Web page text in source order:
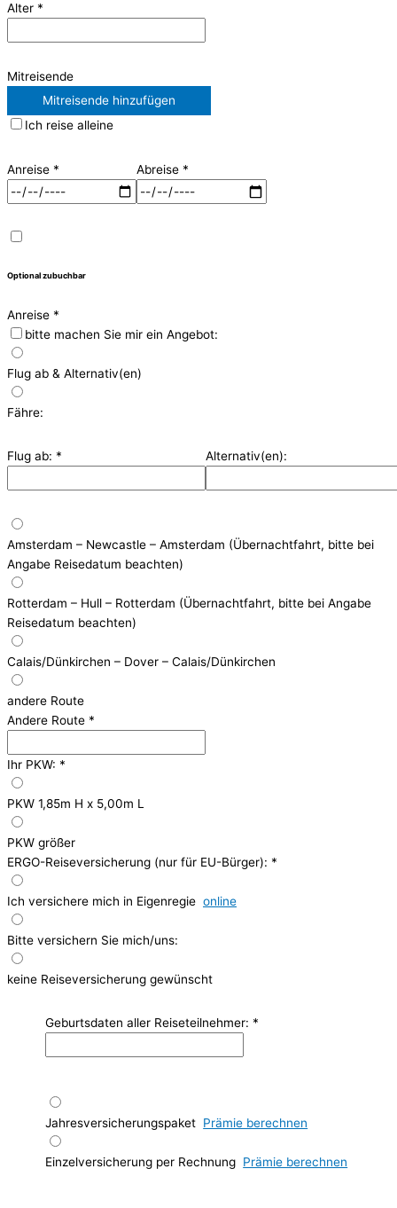
Alter *
Mitreisende
Mitreisende hinzufügen
Ich reise alleine
Anreise * Abreise *
Optional zubuchbar
Anreise *
bitte machen Sie mir ein Angebot:
Flug ab & Alternativ(en)
Fähre:
Flug ab: * Alternativ(en):
Amsterdam – Newcastle – Amsterdam (Übernachtfahrt, bitte bei
Angabe Reisedatum beachten)
Rotterdam – Hull – Rotterdam (Übernachtfahrt, bitte bei Angabe
Reisedatum beachten)
Calais/Dünkirchen – Dover – Calais/Dünkirchen
andere Route
Andere Route *
Ihr PKW: *
PKW 1,85m H x 5,00m L
PKW größer
ERGO-Reiseversicherung (nur für EU-Bürger): *
Ich versichere mich in Eigenregie online
Bitte versichern Sie mich/uns:
keine Reiseversicherung gewünscht
Geburtsdaten aller Reiseteilnehmer: *
Jahresversicherungspaket Prämie berechnen
Einzelversicherung per Rechnung Prämie berechnen